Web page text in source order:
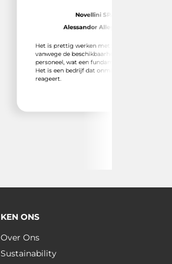
Novellini SPA
Alessandor Allegretti
Het is prettig werken met Emuca
vanwege de beschikbaarheid van al het
personeel, wat een fundamenteel punt is.
Het is een bedrijf dat onmiddellijk
KEN ONS
Over Ons
Sustainability